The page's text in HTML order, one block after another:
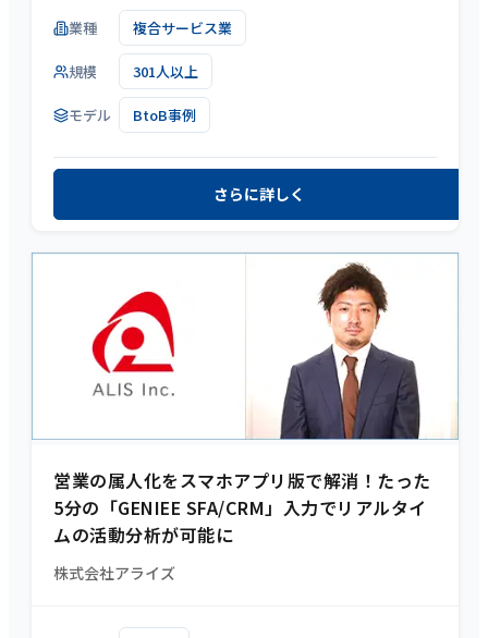
業種 複合サービス業
規模 301人以上
モデル BtoB事例
さらに詳しく
営業の属人化をスマホアプリ版で解消！たった
5分の「GENIEE SFA/CRM」入力でリアルタイ
ムの活動分析が可能に
株式会社アライズ